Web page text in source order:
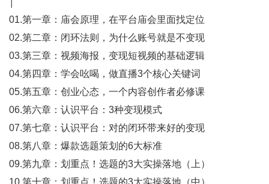
01.第一章：庙会原理，在平台庙会里面找定位
02.第二章：闭环法则，为什么账号就是不变现
03.第三章：视频海报，变现短视频的基础逻辑
04.第四章：学会吆喝，做直播3个核心关键词
05.第五章：创业心态，一个内容创作者必修课
06.第六章：认识平台：3种变现模式
07.第七章：认识平台：对的闭环带来好的变现
08.第八章：爆款选题策划的6大标准
09.第九章：划重点！选题的3大实操落地（上）
10.第十章：划重点！选题的3大实操落地（中）